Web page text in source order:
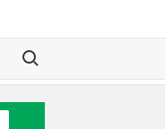
Search for: